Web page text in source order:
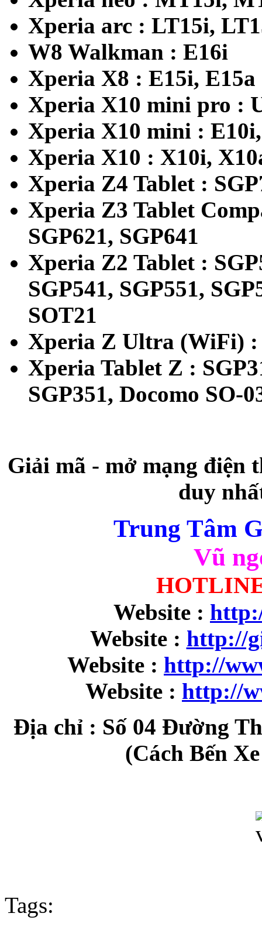
Xperia arc : LT15i,
W8 Walkman : E16i
Xperia X8 : E15i, E15a
Xperia X10 mini pro :
Xperia X10 mini :
Xperia X10 : X10i,
Xperia Z4 Tablet :
Xperia Z3 Tablet
SGP621, SGP641
Xperia Z2 Tablet :
SGP541, SGP551,
SOT21
Xperia Z Ultra (WiFi) :
Xperia Tablet Z :
SGP351, Docomo SO-
Giải mã - mở mạng điện
duy
Trung Tâm
Vũ
Website :
Website : http://
Website : http://
Website : http://
Địa chỉ : Số 04 Đường
(Cách Bến
Tags: